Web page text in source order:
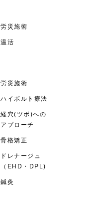
労災施術
温活
労災施術
ハイボルト療法
経穴(ツボ)への
アプローチ
骨格矯正
ドレナージュ
（EHD・DPL)
鍼灸